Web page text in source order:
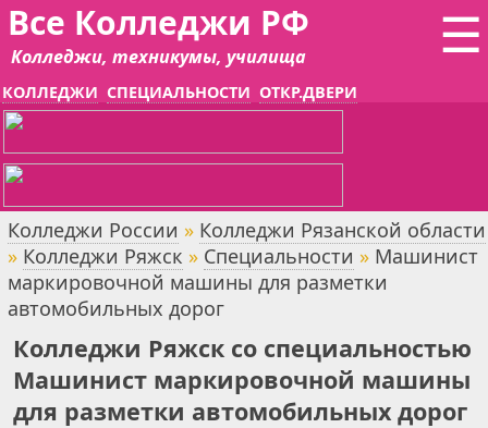
☰
Все Колледжи РФ
Колледжи, техникумы, училища
КОЛЛЕДЖИ СПЕЦИАЛЬНОСТИ ОТКР.ДВЕРИ
Колледжи России » Колледжи Рязанской области
» Колледжи Ряжск » Специальности » Машинист
маркировочной машины для разметки
автомобильных дорог
Колледжи Ряжск со специальностью
Машинист маркировочной машины
для разметки автомобильных дорог